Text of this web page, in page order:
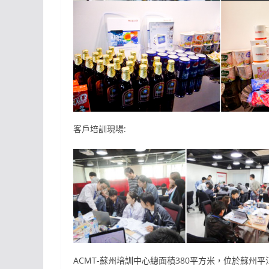
客戶培訓現場:
ACMT-蘇州培訓中心總面積380平方米，位於蘇州